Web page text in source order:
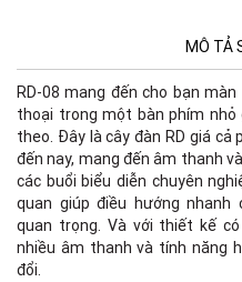
MÔ TẢ
RD-08 mang đến cho bạn
thoại trong một bàn phím nhỏ
theo. Đây là cây đàn RD giá cả
đến nay, mang đến âm thanh
các buổi biểu diễn chuyên
quan giúp điều hướng nhanh
quan trọng. Và với thiết kế
nhiều âm thanh và tính năng
đổi.